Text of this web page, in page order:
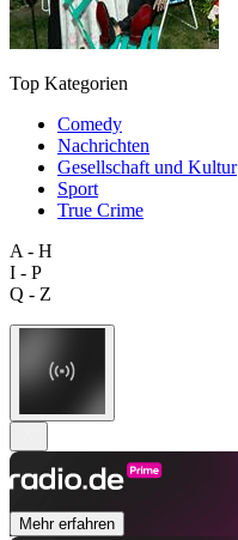
Top Kategorien
Comedy
Nachrichten
Gesellschaft und Kultur
Sport
True Crime
A - H
I - P
Q - Z
Mehr erfahren